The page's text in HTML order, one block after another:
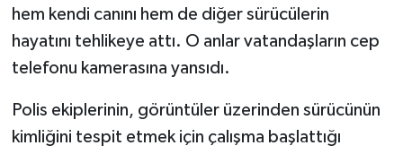
hem kendi canını hem de diğer sürücülerin
hayatını tehlikeye attı. O anlar vatandaşların cep
telefonu kamerasına yansıdı.
Polis ekiplerinin, görüntüler üzerinden sürücünün
kimliğini tespit etmek için çalışma başlattığı